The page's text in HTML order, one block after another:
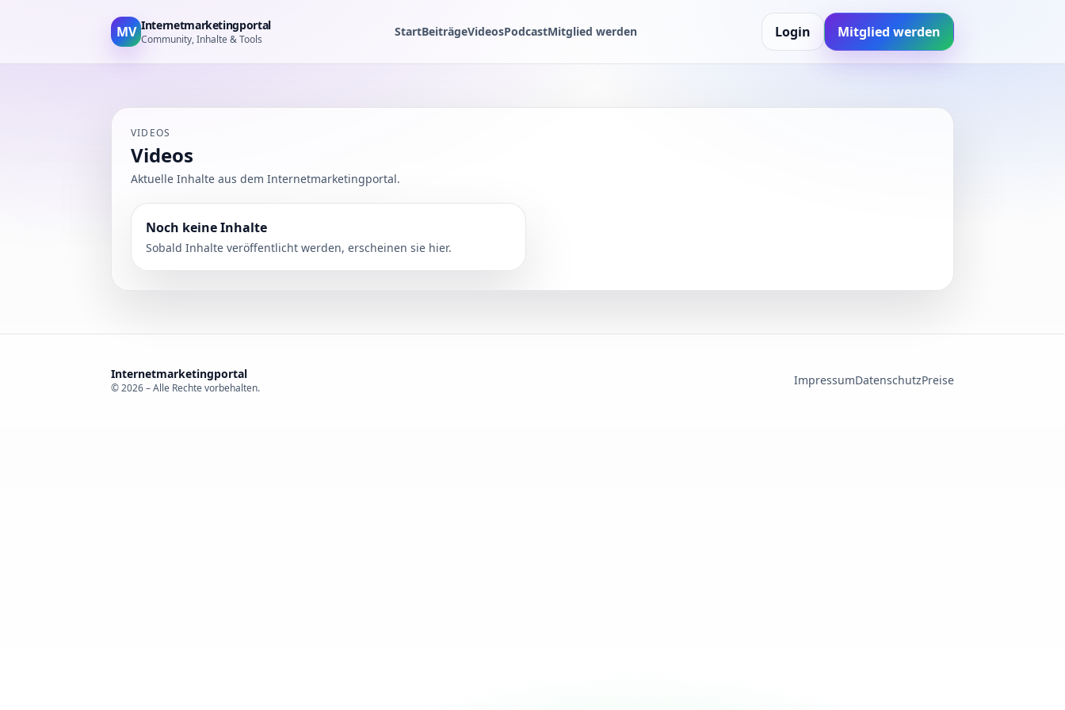
MV Internetmarketingportal
Community, Inhalte & Tools
StartBeiträgeVideosPodcastMitglied werden Login Mitglied werden
VIDEOS
Videos
Aktuelle Inhalte aus dem Internetmarketingportal.
Noch keine Inhalte
Sobald Inhalte veröffentlicht werden, erscheinen sie hier.
Internetmarketingportal
© 2026 – Alle Rechte vorbehalten.
ImpressumDatenschutzPreise